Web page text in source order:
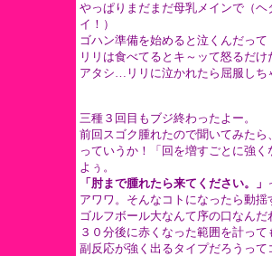
やっぱりまだまだ母乳メインで（
イ！）
ゴハン準備を始めると泣くんだって
リリは食べてるとキ～ッて怒るだ
アタシ…リリに泣かれたら屈服しち
三種３回目もブジ終わったよー。
前回スゴク腫れたので聞いてみた
っていうか！「回を増すごとに強
よぅ。
「肘まで腫れたら来てください。」
アワワ。そんなコトになったら動揺
ゴルフボール大なんて序の口なんだ
３０分後に赤くなった範囲を計っ
副反応が強く出るタイプだろうって